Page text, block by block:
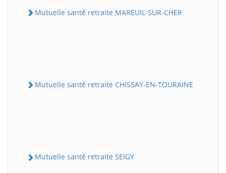
Mutuelle santé retraite MAREUIL-SUR-CHER
Mutuelle santé retraite CHISSAY-EN-TOURAINE
Mutuelle santé retraite SEIGY